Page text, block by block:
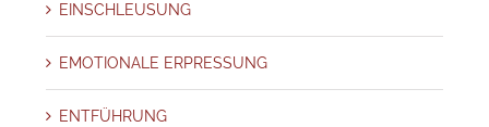
EINSCHLEUSUNG
EMOTIONALE ERPRESSUNG
ENTFÜHRUNG